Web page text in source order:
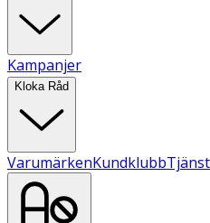
Kampanjer
Kloka Råd
VarumärkenKundklubb